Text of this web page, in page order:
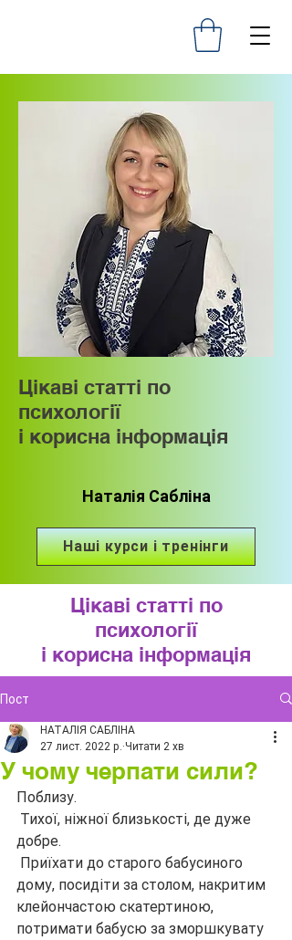
Цікаві статті по
психології
і корисна інформація
Наталія Сабліна
Наші курси і тренінги
Цікаві статті по
психології
і корисна інформація
Пост
У чому черпати сили?
НАТАЛІЯ САБЛІНА
27 лист. 2022 р. Читати 2 хв
Поблизу.
добре.
дому, посидіти за столом, накритим
клейончастою скатертиною,
потримати бабусю за зморшкувату